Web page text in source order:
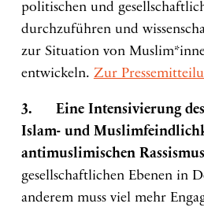
politischen und
durchzuführen und
zur Situation von
entwickeln. Zur
3. Eine Intensivierung des
Islam- und
antimuslimischen Rassismus
gesellschaftlichen Ebenen in
anderem muss viel mehr